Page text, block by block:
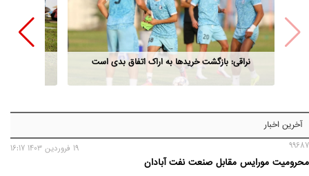
نراقی: بازگشت خریدها به اراک اتفاق بدی است
آخرین اخبار
99687
محرومیت مورایس مقابل صنعت نفت آبادان
19 فروردين 1403 16:17